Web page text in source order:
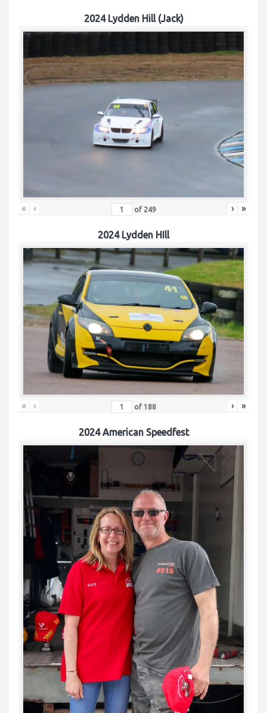
2024 Lydden Hill (Jack)
« ‹ of 249 › »
2024 Lydden HIll
« ‹ of 188 › »
2024 American Speedfest